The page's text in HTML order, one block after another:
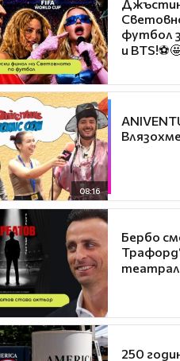
Джъстин
футбол
и
08:16
Бербо
250